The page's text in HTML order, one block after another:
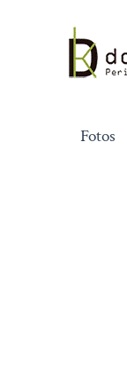
contenido
Fotos